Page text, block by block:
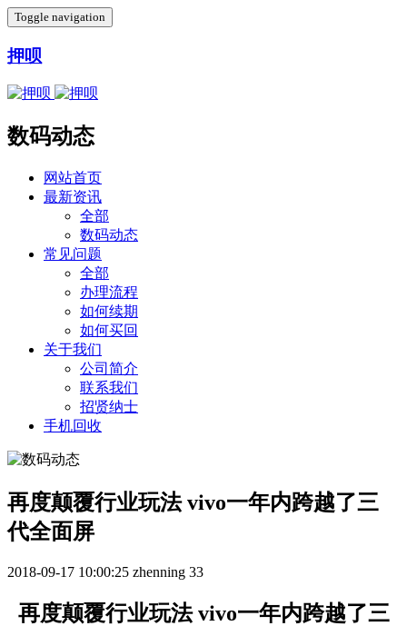
Toggle navigation
押呗
数码动态
网站首页
最新资讯
全部
数码动态
常见问题
全部
办理流程
如何续期
如何买回
关于我们
公司简介
联系我们
招贤纳士
手机回收
再度颠覆行业玩法 vivo一年内跨越了三
代全面屏
2018-09-17 10:00:25 zhenning 33
再度颠覆行业玩法 vivo一年内跨越了三